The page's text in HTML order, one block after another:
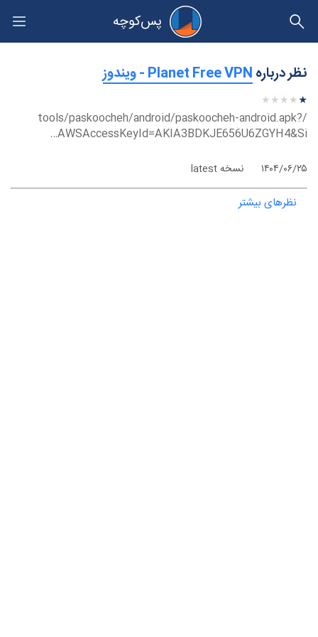
پس‌کوچه
حریم خصوصی
نظر درباره‫Planet Free VPN - ویندوز
★★★★★
★
★
★
★
★
/tools/paskoocheh/android/paskoocheh-android.apk?
AWSAccessKeyId=AKIA3BDKJE656U6ZGYH4&Si…
۱۴۰۴/۰۶/۲۵ نسخه latest
نظرهای بیشتر